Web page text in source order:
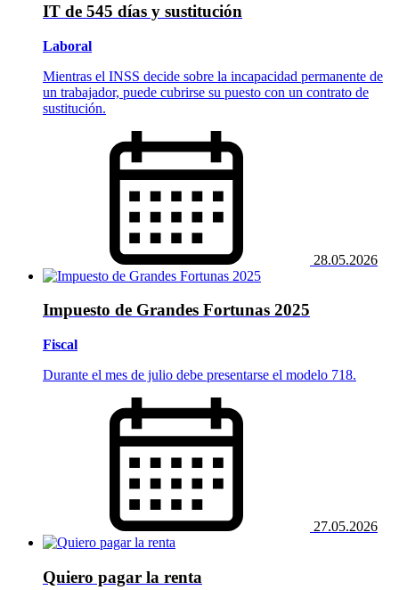
IT de 545 días y sustitución
Laboral
Mientras el INSS decide sobre la incapacidad permanente de
un trabajador, puede cubrirse su puesto con un contrato de
sustitución.
28.05.2026
Impuesto de Grandes Fortunas 2025
Fiscal
Durante el mes de julio debe presentarse el modelo 718.
27.05.2026
Quiero pagar la renta